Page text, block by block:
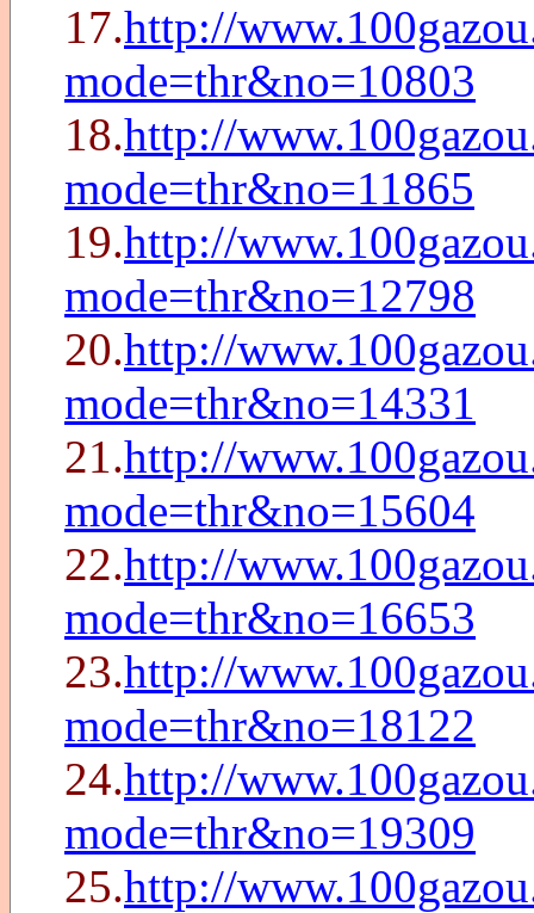
17.http://
mode=thr&no=10803
18.http://
mode=thr&no=11865
19.http://
mode=thr&no=12798
20.http://
mode=thr&no=14331
21.http://
mode=thr&no=15604
22.http://
mode=thr&no=16653
23.http://
mode=thr&no=18122
24.http://
mode=thr&no=19309
25.http://